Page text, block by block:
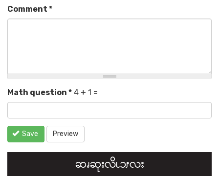
Comment *
Math question * 4 + 1 =
Save Preview
ဆၧဆုးလိၬ၁ၭလး